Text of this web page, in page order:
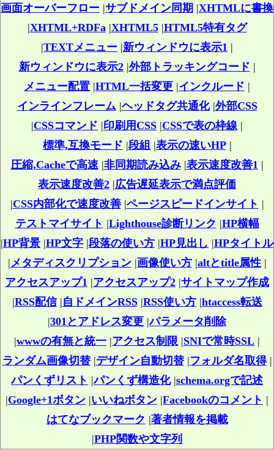
画面オーバーフロー |サブドメイン同期 |XHTMLに書換
|XHTML+RDFa|XHTML5|HTML5特有タグ
|TEXTメニュー |新ウィンドウに表示1 |
新ウィンドウに表示2|外部トラッキングコード |
メニュー配置 |HTML一括変更 |インクルード |
インラインフレーム|ヘッドタグ共通化|外部CSS
|CSSコマンド |印刷用CSS |CSSで表の枠線|
標準,互換モード |段組 |表示の速いHP|
圧縮,Cacheで高速|非同期読み込み|表示速度改善1 |
表示速度改善2 |広告遅延表示で満点評価
|CSS内部化で速度改善|ページスピードインサイト |
テストマイサイト |Lighthouse診断リンク |HP横幅
|HP背景 |HP文字 |段落の使い方 |HP見出し |HPタイトル
|メタディスクリプション|画像使い方|altとtitle属性|
アクセスアップ1 |アクセスアップ2 |サイトマップ作成
|RSS配信|自ドメインRSS|RSS使い方|htaccess転送
|301とアドレス変更 |パラメータ削除
|wwwの有無と統一 |アクセス制限 |SNIで常時SSL |
ランダム画像切替|デザイン自動切替|フォルダ名取得|
パンくずリスト |パンくず構造化|schema.orgで記述
|Google+1ボタン |いいねボタン |Facebookのコメント |
はてなブックマーク |著者情報を掲載
|PHP関数や文字列